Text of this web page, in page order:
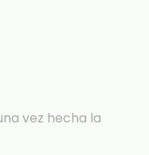
vez hecha la